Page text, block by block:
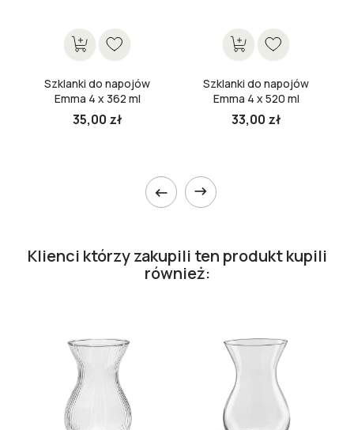
Szklanki do napojów
Emma 4 x 362 ml
35,00 zł
Szklanki do napojów
Emma 4 x 520 ml
33,00 zł
 
Klienci którzy zakupili ten produkt kupili
również: